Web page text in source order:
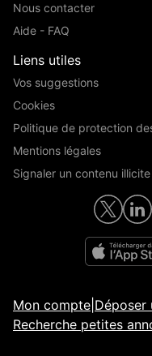
Nous contacter
Aide - FAQ
Liens utiles
Vos suggestions
Cookies
Politique de protection
Mentions légales
Signaler un contenu illicite
Mon compte Déposer
Recherche petites